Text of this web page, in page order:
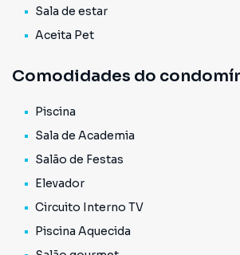
Sala de estar
Aceita Pet
Comodidades do
Piscina
Sala de Academia
Salão de Festas
Elevador
Circuito Interno TV
Piscina Aquecida